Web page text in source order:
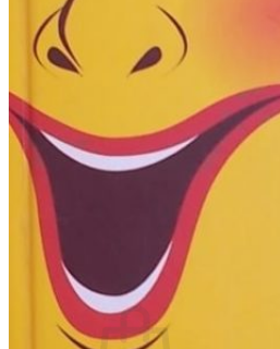
SPORT
STRIPOVI
TEHNIČKE
TEORIJA I
ZEMLJOVIDI
Otkup knjiga
O nama
Novosti
AKCIJA
Pretraži: